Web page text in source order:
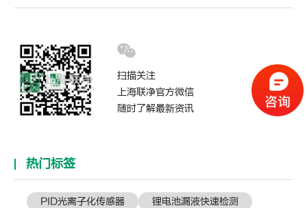
扫描关注
上海联净官方微信
随时了解最新资讯
热门标签
PID光离子化传感器 锂电池漏液快速检测